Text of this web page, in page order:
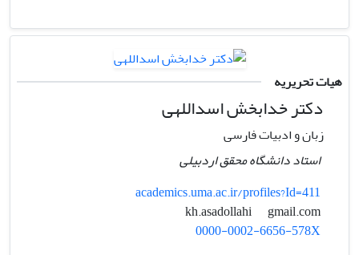
هیات تحریریه
دکتر خدابخش اسداللهی
زبان و ادبیات فارسی
استاد دانشگاه محقق اردبیلی
academics.uma.ac.ir/profiles?Id=411
gmail.com
0000-0002-6656-578X